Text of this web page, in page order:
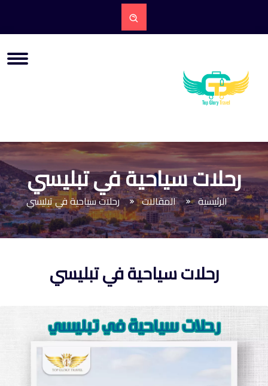
رحلات سياحية في تبليسي
الرئيسية المقالات رحلات سياحية في تبليسي
رحلات سياحية في تبليسي